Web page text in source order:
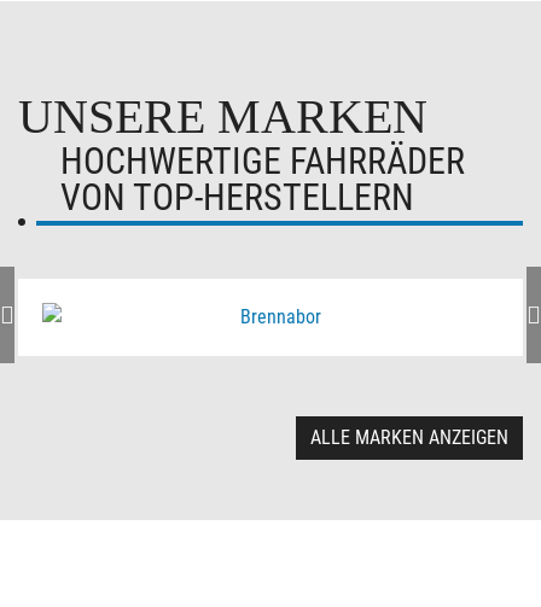
UNSERE MARKEN
HOCHWERTIGE FAHRRÄDER
VON TOP-HERSTELLERN
ALLE MARKEN ANZEIGEN